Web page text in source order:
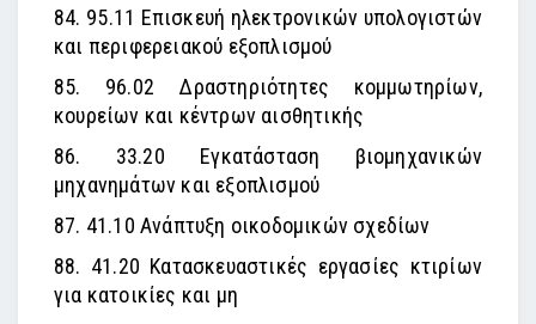
84. 95.11 Επισκευή ηλεκτρονικών υπολογιστών
και περιφερειακού εξοπλισμού
85. 96.02 Δραστηριότητες κομμωτηρίων,
κουρείων και κέντρων αισθητικής
86. 33.20 Εγκατάσταση βιομηχανικών
μηχανημάτων και εξοπλισμού
87. 41.10 Ανάπτυξη οικοδομικών σχεδίων
88. 41.20 Κατασκευαστικές εργασίες κτιρίων
για κατοικίες και μη